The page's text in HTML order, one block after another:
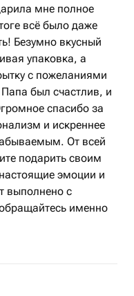
мне полное
всё было даже
Безумно вкусный
упаковка, а
с пожеланиями
был счастлив, и
спасибо за
и искреннее
От всей
подарить своим
эмоции и
выполнено с
именно